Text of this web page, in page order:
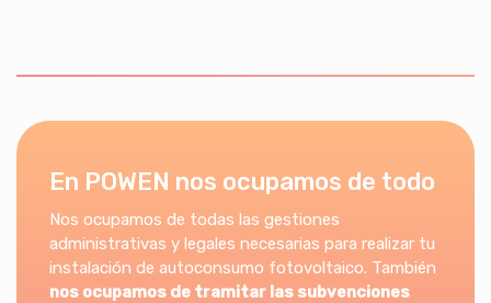
En POWEN nos ocupamos de todo
Nos ocupamos de todas las gestiones
administrativas y legales necesarias para realizar tu
instalación de autoconsumo fotovoltaico. También
nos ocupamos de tramitar las subvenciones